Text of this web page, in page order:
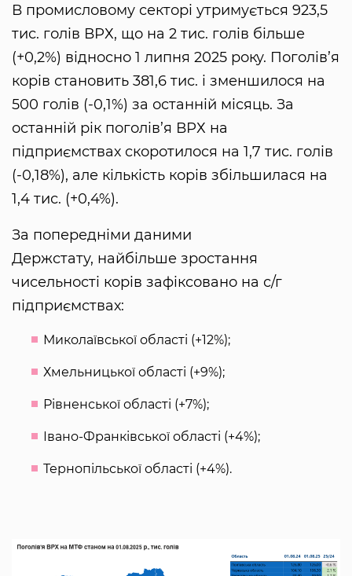
В промисловому секторі утримується 923,5
тис. голів ВРХ, що на 2 тис. голів більше
(+0,2%) відносно 1 липня 2025 року. Поголів’я
корів становить 381,6 тис. і зменшилося на
500 голів (-0,1%) за останній місяць. За
останній рік поголів’я ВРХ на
підприємствах скоротилося на 1,7 тис. голів
(-0,18%), але кількість корів збільшилася на
1,4 тис. (+0,4%).
За попередніми даними
Держстату, найбільше зростання
чисельності корів зафіксовано на с/г
підприємствах:
Миколаївської області (+12%);
Хмельницької області (+9%);
Рівненської області (+7%);
Івано-Франківської області (+4%);
Тернопільської області (+4%).